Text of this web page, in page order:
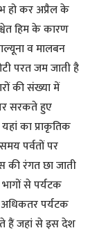
हो कर अप्रैल के
हिम के कारण
व मालबन
परत जम जाती है
की संख्या में
सरकते हुए
का प्राकृतिक
पर्वतों पर
की रंगत छा जाती
से पर्यटक
अधिकतर पर्यटक
हैं जहां से इस देश